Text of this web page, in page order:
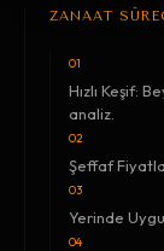
ZANAAT
01
Hızlı Keşif:
analiz.
02
Şeffaf
03
Yerinde
04